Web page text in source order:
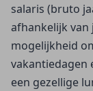
salaris (bruto
afhankelijk van
mogelijkheid
vakantiedagen
een gezellige